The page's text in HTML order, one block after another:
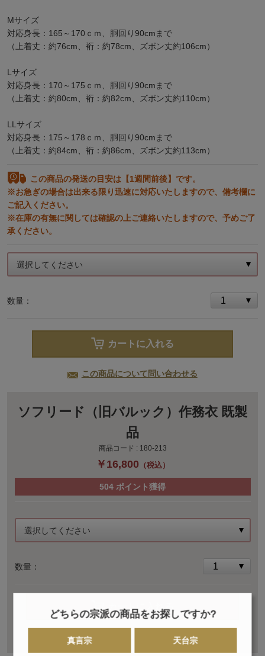
Mサイズ
対応身長：165～170ｃｍ、胴回り90cmまで
（上着丈：約76cm、裄：約78cm、ズボン丈約106cm）
Lサイズ
対応身長：170～175ｃｍ、胴回り90cmまで
（上着丈：約80cm、裄：約82cm、ズボン丈約110cm）
LLサイズ
対応身長：175～178ｃｍ、胴回り90cmまで
（上着丈：約84cm、裄：約86cm、ズボン丈約113cm）
この商品の発送の目安は【1週間前後】です。
※お急ぎの場合は出来る限り迅速に対応いたしますので、備考欄に
ご記入ください。
※在庫の有無に関しては確認の上ご連絡いたしますので、予めご了
承ください。
選択してください
数量：
カートに入れる
この商品について問い合わせる
ソフリード（旧バルック）作務衣 既製
品
商品コード : 180-213
￥16,800 （税込）
504 ポイント獲得
選択してください
数量：
カートに入れる
この商品について問い合わせる
どちらの宗派の商品をお探しですか?
真言宗 天台宗